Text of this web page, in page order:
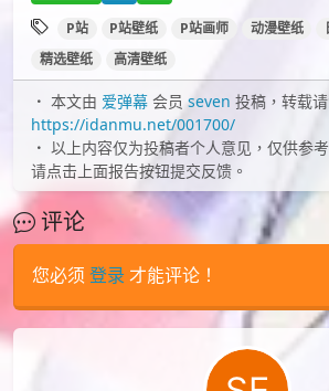
P站 P站壁纸 P站画师 动漫壁纸
精选壁纸
高清壁纸
本文由 爱弹幕 会员 seven 投稿，转载
https://idanmu.net/001700/
以上内容仅为投稿者个人意见，仅供参
请点击上面报告按钮提交反馈。
评论
您必须 登录 才能评论！